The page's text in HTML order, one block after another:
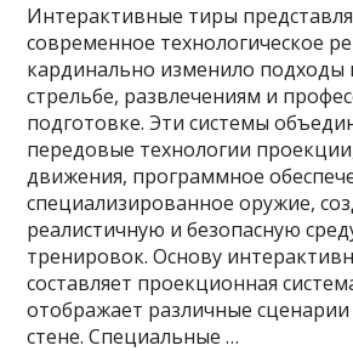
Интерактивные тиры
современное технологическое
кардинально изменило подходы
стрельбе, развлечениям и
подготовке. Эти системы
передовые технологии
движения, программное
специализированное оружие,
реалистичную и безопасную
тренировок. Основу
составляет проекционная
отображает различные
стене. Специальные …